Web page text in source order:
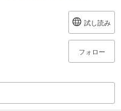
試し読み
フォロー